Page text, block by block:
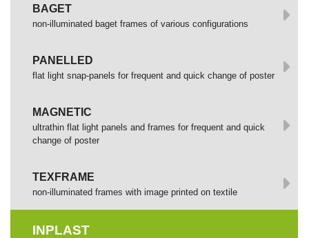
BAGET
non-illuminated baget frames of various configurations
PANELLED
flat light snap-panels for frequent and quick change of poster
MAGNETIC
ultrathin flat light panels and frames for frequent and quick
change of poster
TEXFRAME
non-illuminated frames with image printed оп textile
INPLAST